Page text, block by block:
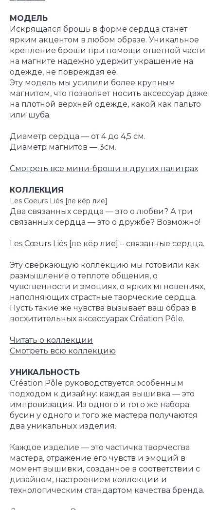
МОДЕЛЬ
Искрящаяся брошь в форме сердца станет
ярким акцентом в любом образе. Уникальное
крепление броши при помощи ответной части
на магните надежно удержит украшение на
одежде, не повреждая её.
Эту модель мы усилили более крупным
магнитом, что позволяет носить аксессуар даже
на плотной верхней одежде, какой как пальто
или шуба.
Диаметр сердца — от 4 до 4,5 см.
Диаметр магнитов — 3см.
Смотреть все мини-броши в других палитрах
КОЛЛЕКЦИЯ
Les Coeurs Liés [ле кёр лие]
Два связанных сердца — это о любви? А три
связанных сердца — это о дружбе? Возможно!
Les Cœurs Liés [ле кёр лие] – связанные сердца.
Эту сверкающую коллекцию мы готовили как
размышление о теплоте общения, о
чувственности и эмоциях, о ярких мгновениях,
наполняющих страстные творческие сердца.
Пусть такие же чувства вызывает ваш образ в
восхитительных аксессуарах Création Pôle.
Читать о коллекции
Смотреть всю коллекцию
УНИКАЛЬНОСТЬ
Création Pôle руководствуется особенным
подходом к дизайну: каждая вышивка — это
импровизация. Из одного и того же набора
бусин у одного и того же мастера получаются
два уникальных изделия.
Каждое изделие — это частичка творчества
мастера, отражение его чувств и эмоций в
момент вышивки, созданное в соответствии с
дизайном, настроением коллекции и
технологическим стандартом качества бренда.